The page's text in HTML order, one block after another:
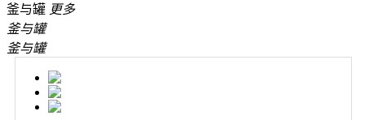
釜与罐 更多
釜与罐
釜与罐